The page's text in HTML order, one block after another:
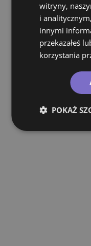
witryny,
i
innymi
przekazałeś
korzystania
POKAŻ